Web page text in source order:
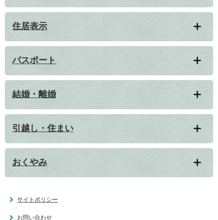
住居表示
パスポート
結婚・離婚
引越し・住まい
おくやみ
サイトポリシー
お問い合わせ